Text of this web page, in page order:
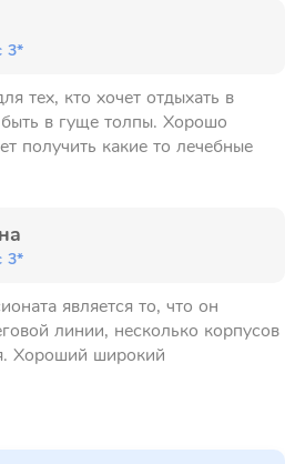
3*
тех, кто хочет отдыхать в
в гуще толпы. Хорошо
получить какие то лечебные
3*
является то, что он
линии, несколько корпусов
Хороший широкий